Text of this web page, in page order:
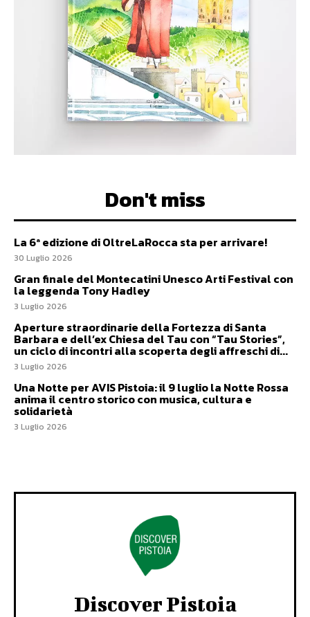
Don't miss
La 6ª edizione di OltreLaRocca sta per arrivare!
30 Luglio 2026
Gran finale del Montecatini Unesco Arti Festival con
la leggenda Tony Hadley
3 Luglio 2026
Aperture straordinarie della Fortezza di Santa
Barbara e dell’ex Chiesa del Tau con “Tau Stories”,
un ciclo di incontri alla scoperta degli affreschi di...
3 Luglio 2026
Una Notte per AVIS Pistoia: il 9 luglio la Notte Rossa
anima il centro storico con musica, cultura e
solidarietà
3 Luglio 2026
Discover Pistoia